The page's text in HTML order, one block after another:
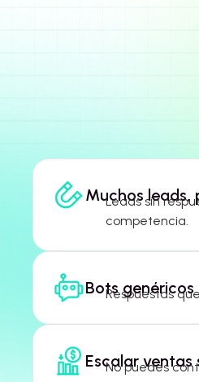
Muchos
Leads sin
competencia.
BotsRespuestas
Escalar ventas
No puedes